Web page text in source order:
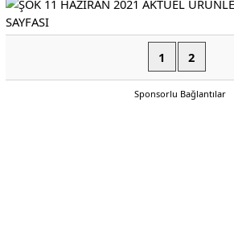
1 2
Sponsorlu Bağlantılar